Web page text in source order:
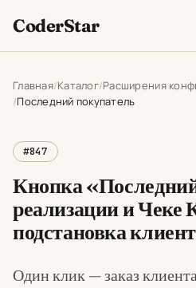
CoderStar
Главная Каталог Расширения
Последний покупатель
#847
Кнопка
реализации и
подстановка
Один клик — заказ